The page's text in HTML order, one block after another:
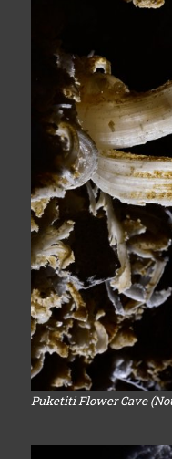
Puketiti Flower Cave